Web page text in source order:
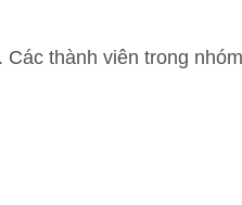
thành viên trong